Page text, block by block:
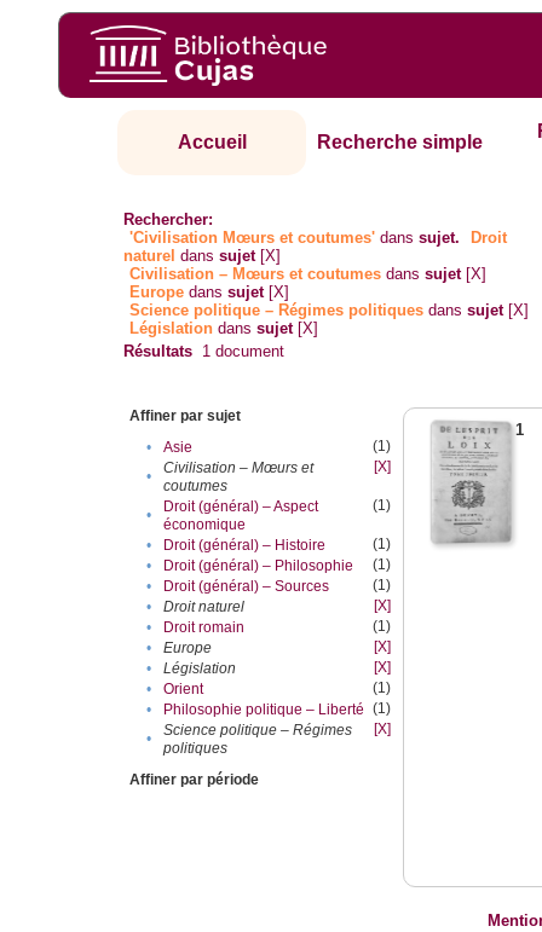
Accueil Recherche simple
Rechercher:
'Civilisation Mœurs et coutumes' danssujet.
Droit
naturel danssujet [X]
Civilisation – Mœurs et coutumes danssujet [X]
Europe danssujet [X]
Science politique – Régimes politiques danssujet [X]
Législation danssujet [X]
Résultats 1 document
Affiner par sujet
•
Asie
(1)
•
Civilisation – Mœurs et
coutumes
[X]
•
Droit (général) – Aspect
économique
(1)
• Droit (général) – Histoire
(1)
•
Droit (général) – Philosophie
(1)
•
Droit (général) – Sources
(1)
•
Droit naturel
[X]
•
Droit romain
(1)
•
Europe
[X]
•
Législation
[X]
•
Orient
(1)
•
Philosophie politique – Liberté (1)
•
Science politique – Régimes
politiques
[X]
Affiner par période
1